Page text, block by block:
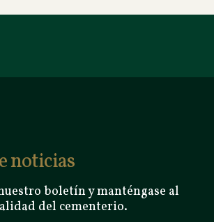
noticias
boletín y manténgase al
del cementerio.